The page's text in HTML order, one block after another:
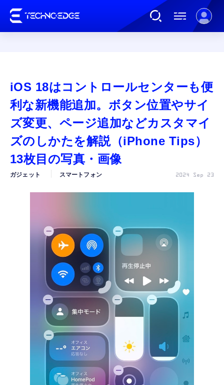
AI
ガジェット
ゲーム
カルチャー
FOLLOW US
iOS 18はコントロールセンターも便
利な新機能追加。ボタン位置やサイ
ズ変更、ページ追加などカスタマイ
ズのしかたを解説（iPhone Tips）
13枚目の写真・画像
ガジェット スマートフォン 2024 Sep 23